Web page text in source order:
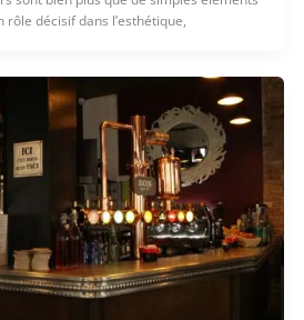
décisif dans l’esthétique,